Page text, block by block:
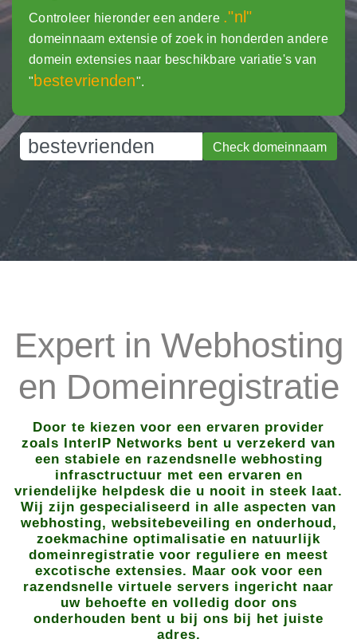
Controleer hieronder een andere ."nl"
domeinnaam extensie of zoek in honderden andere
domein extensies naar beschikbare variatie's van
" bestevrienden".
Check domeinnaam
Expert in Webhosting
en Domeinregistratie
Door te kiezen voor een ervaren provider
zoals InterIP Networks bent u verzekerd van
een stabiele en razendsnelle webhosting
infrasctructuur met een ervaren en
vriendelijke helpdesk die u nooit in steek laat.
Wij zijn gespecialiseerd in alle aspecten van
webhosting, websitebeveiling en onderhoud,
zoekmachine optimalisatie en natuurlijk
domeinregistratie voor reguliere en meest
excotische extensies. Maar ook voor een
razendsnelle virtuele servers ingericht naar
uw behoefte en volledig door ons
onderhouden bent u bij ons bij het juiste
adres.